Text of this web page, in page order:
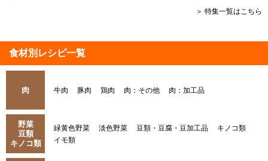
＞ 特集一覧はこちら
食材別レシピ一覧
肉 牛肉 豚肉 鶏肉 肉：その他 肉：加工品
野菜
豆類
キノコ類
緑黄色野菜 淡色野菜 豆類・豆腐・豆加工品
キノコ類
イモ類